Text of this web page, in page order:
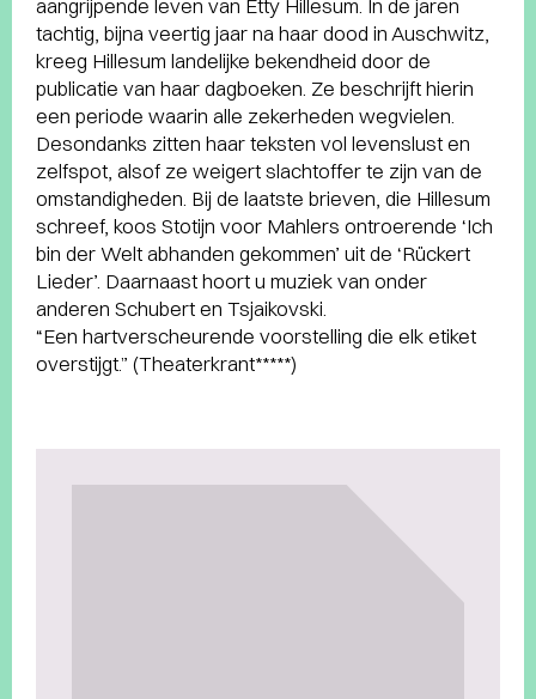
aangrijpende leven van Etty Hillesum. In de jaren
tachtig, bijna veertig jaar na haar dood in Auschwitz,
kreeg Hillesum landelijke bekendheid door de
publicatie van haar dagboeken. Ze beschrijft hierin
een periode waarin alle zekerheden wegvielen.
Desondanks zitten haar teksten vol levenslust en
zelfspot, alsof ze weigert slachtoffer te zijn van de
omstandigheden. Bij de laatste brieven, die Hillesum
schreef, koos Stotijn voor Mahlers ontroerende ‘Ich
bin der Welt abhanden gekommen’ uit de ‘Rückert
Lieder’. Daarnaast hoort u muziek van onder
anderen Schubert en Tsjaikovski.
“Een hartverscheurende voorstelling die elk etiket
overstijgt.” (Theaterkrant*****)